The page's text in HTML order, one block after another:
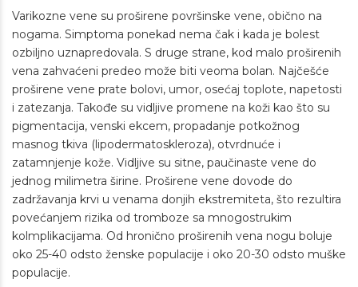
Varikozne vene su proširene površinske vene, obično na
nogama. Simptoma ponekad nema čak i kada je bolest
ozbiljno uznapredovala. S druge strane, kod malo proširenih
vena zahvaćeni predeo može biti veoma bolan. Najčešće
proširene vene prate bolovi, umor, osećaj toplote, napetosti
i zatezanja. Takođe su vidljive promene na koži kao što su
pigmentacija, venski ekcem, propadanje potkožnog
masnog tkiva (lipodermatoskleroza), otvrdnuće i
zatamnjenje kože. Vidljive su sitne, paučinaste vene do
jednog milimetra širine. Proširene vene dovode do
zadržavanja krvi u venama donjih ekstremiteta, što rezultira
povećanjem rizika od tromboze sa mnogostrukim
kolmplikacijama. Od hronično proširenih vena nogu boluje
oko 25-40 odsto ženske populacije i oko 20-30 odsto muške
populacije.